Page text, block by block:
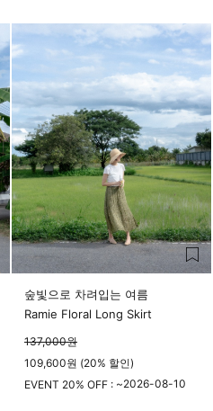
숲빛으로 차려입는 여름
Ramie Floral Long Skirt
137,000원
109,600원 (20% 할인)
EVENT 20% OFF : ~2026-08-10